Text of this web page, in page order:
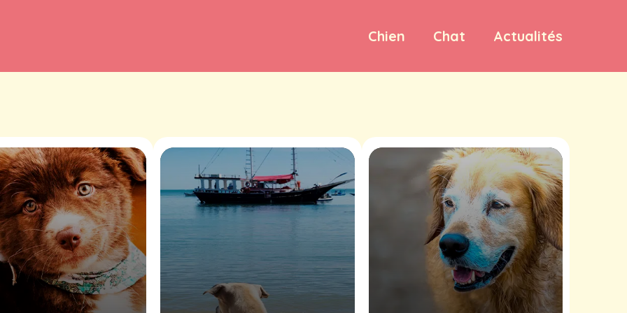
Chien Chat Actualités